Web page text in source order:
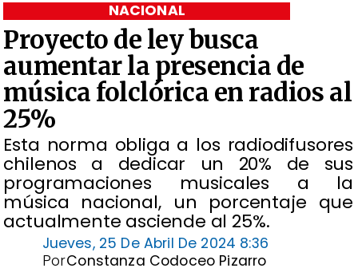
Proyecto de ley busca
aumentar la presencia de
música folclórica en radios al
25%
Esta norma obliga a los radiodifusores
chilenos a dedicar un 20% de sus
programaciones musicales a la
música nacional, un porcentaje que
actualmente asciende al 25%.
NACIONAL
Jueves, 25 De Abril De 2024 8:36
Constanza Codoceo Pizarro
Por